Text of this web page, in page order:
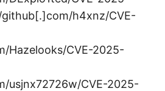
h4xnz/CVE-
Hazelooks/CVE-2025-
usjnx72726w/CVE-2025-